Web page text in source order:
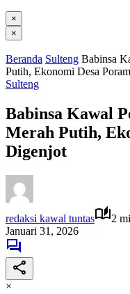
×
×
Beranda Sulteng Babinsa
Putih, Ekonomi Desa
Sulteng
Babinsa Kawal
Merah Putih,
Digenjot
redaksi kawal tuntas
2
Januari 31, 2026
×